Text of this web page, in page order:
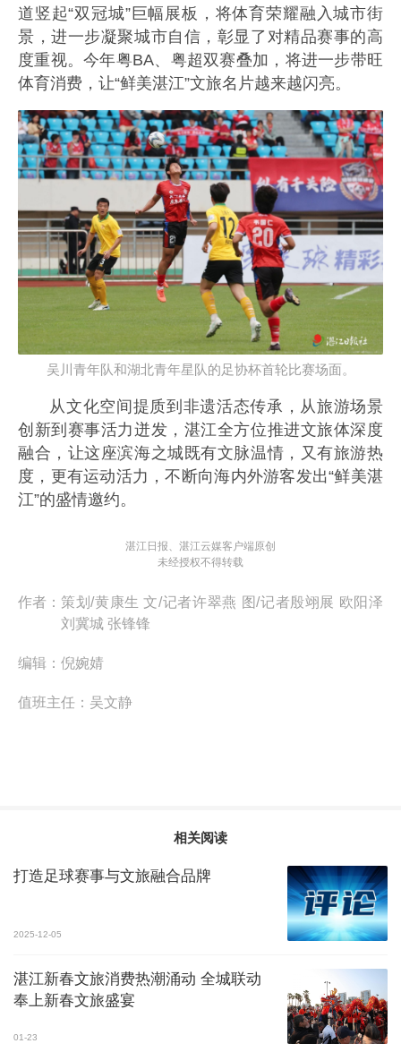
道竖起“双冠城”巨幅展板，将体育荣耀融入城市街
景，进一步凝聚城市自信，彰显了对精品赛事的高
度重视。今年粤BA、粤超双赛叠加，将进一步带旺
体育消费，让“鲜美湛江”文旅名片越来越闪亮。
吴川青年队和湖北青年星队的足协杯首轮比赛场面。
从文化空间提质到非遗活态传承，从旅游场景
创新到赛事活力迸发，湛江全方位推进文旅体深度
融合，让这座滨海之城既有文脉温情，又有旅游热
度，更有运动活力，不断向海内外游客发出“鲜美湛
江”的盛情邀约。
湛江日报、湛江云媒客户端原创
未经授权不得转载
作者： 策划/黄康生 文/记者许翠燕 图/记者殷翊展 欧阳泽
刘冀城 张锋锋
编辑： 倪婉婧
值班主任： 吴文静
相关阅读
打造足球赛事与文旅融合品牌
2025-12-05
湛江新春文旅消费热潮涌动 全城联动
奉上新春文旅盛宴
01-23